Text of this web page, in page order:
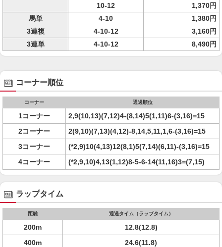
10-12
1,370円
馬単
4-10
1,380円
3連複
4-10-12
3,160円
3連単
4-10-12 8,490円
コーナー順位
コーナー 通過順位
1コーナー
2,9(10,13)(7,12)4-(8,14)5(1,11)6-(3,16)=15
2コーナー
2(9,10)(7,13)(4,12)-8,14,5,11,1,6-(3,16)=15
3コーナー
(*2,9)10(4,13)12(8,1)5(7,14)(6,11)-(3,16)=15
4コーナー
(*2,9,10)4,13(1,12)8-5-6-14(11,16)3=(7,15)
ラップタイム
距離 通過タイム（ラップタイム）
200m
12.8(12.8)
400m
24.6(11.8)